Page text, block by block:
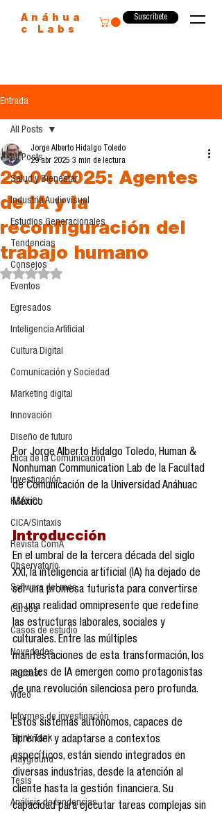
Anáhua
c Labs
Suscríbete
Entrada
All Posts
Salud y Bienestar
Industria Audiovisual
Estudios Generacionales
Tendencias
Consejos
Eventos
Egresados
Inteligencia Artificial
Cultura Digital
Comunicación y Sociedad
Marketing digital
Innovación
Diseño de futuro
Ética de la Comunicación
Investigación
H&NhCL
CICA/Sintaxis
Revista ComA
Observatorio
Software del mes
Cursos
Casos de estudio
Novedades
Podcast
Video
Informes de investigación
Think Tank
Playground
Tesis
Análisis de tendencias
All Posts
29.04.2025: Agentes
de IA y la
reconfiguración del
trabajo humano
Jorge Alberto Hidalgo Toledo
29 abr 2025 3 min de lectura
Obtuvo NaN de 5 estrellas.
Por Jorge Alberto Hidalgo Toledo, Human &
Nonhuman Communication Lab de la Facultad
de Comunicación de la Universidad Anáhuac
México
Introducción
En el umbral de la tercera década del siglo
XXI, la inteligencia artificial (IA) ha dejado de
ser una promesa futurista para convertirse
en una realidad omnipresente que redefine
las estructuras laborales, sociales y
culturales. Entre las múltiples
manifestaciones de esta transformación, los
agentes de IA emergen como protagonistas
de una revolución silenciosa pero profunda.​
Estos sistemas autónomos, capaces de
aprender y adaptarse a contextos
específicos, están siendo integrados en
diversas industrias, desde la atención al
cliente hasta la gestión financiera. Su
capacidad para ejecutar tareas complejas sin